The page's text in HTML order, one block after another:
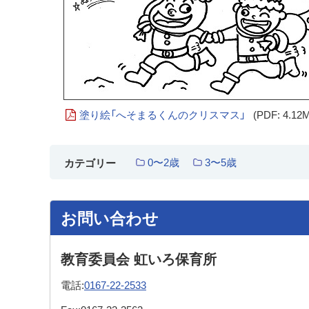
塗り絵「へそまるくんのクリスマス」 (PDF:
カテゴリー 0〜2歳 3〜5歳
お問い合わせ
教育委員会 虹いろ保育所
電話:0167-22-2533